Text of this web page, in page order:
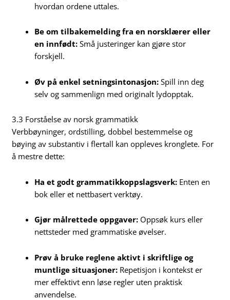
hvordan ordene uttales.
Be om tilbakemelding fra en norsklærer eller
en innfødt: Små justeringer kan gjøre stor
forskjell.
Øv på enkel setningsintonasjon: Spill inn deg
selv og sammenlign med originalt lydopptak.
3.3 Forståelse av norsk grammatikk
Verbbøyninger, ordstilling, dobbel bestemmelse og
bøying av substantiv i flertall kan oppleves kronglete. For
å mestre dette:
Ha et godt grammatikkoppslagsverk: Enten en
bok eller et nettbasert verktøy.
Gjør målrettede oppgaver: Oppsøk kurs eller
nettsteder med grammatiske øvelser.
Prøv å bruke reglene aktivt i skriftlige og
muntlige situasjoner: Repetisjon i kontekst er
mer effektivt enn løse regler uten praktisk
anvendelse.